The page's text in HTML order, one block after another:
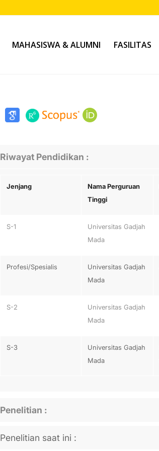
MAHASISWA & ALUMNI FASILITAS
Riwayat Pendidikan :
Jenjang
Nama Perguruan
Tinggi
S-1
Universitas Gadjah
Mada
Profesi/Spesialis
Universitas Gadjah
Mada
S-2
Universitas Gadjah
Mada
S-3
Universitas Gadjah
Mada
Penelitian :
Penelitian saat ini :